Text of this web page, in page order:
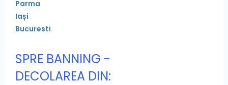
Parma
Iași
Bucuresti
SPRE BANNING -
DECOLAREA DIN: